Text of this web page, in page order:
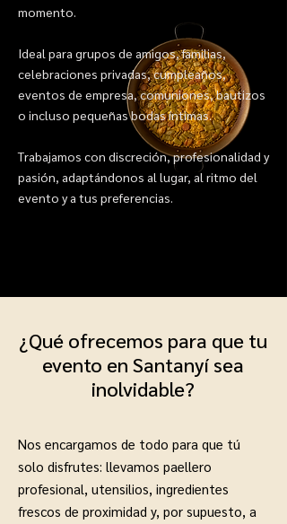
momento.
Ideal para grupos de amigos, familias,
celebraciones privadas, cumpleaños,
eventos de empresa, comuniones, bautizos
o incluso pequeñas bodas íntimas.
Trabajamos con discreción, profesionalidad y
pasión, adaptándonos al lugar, al ritmo del
evento y a tus preferencias.
¿Qué ofrecemos para que tu
evento en Santanyí sea
inolvidable?
Nos encargamos de todo para que tú
solo disfrutes: llevamos paellero
profesional, utensilios, ingredientes
frescos de proximidad y, por supuesto, a